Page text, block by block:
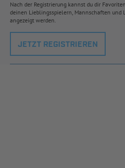
Nach der Registrierung kannst du dir
deinen Lieblingsspielern, Mannschaften und
angezeigt werden.
JETZT REGISTRIEREN